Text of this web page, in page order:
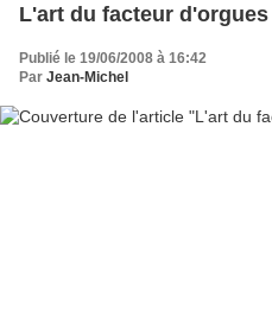
L'art du facteur d'orgues
Publié le 19/06/2008 à 16:42
Par Jean-Michel